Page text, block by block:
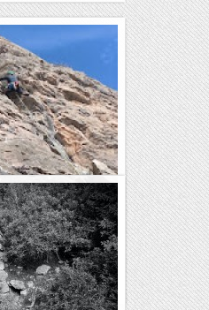
fàcil de la paret mentre
Sempre he tingut